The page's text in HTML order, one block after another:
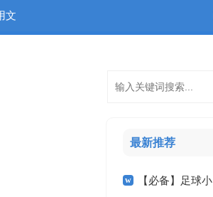
文
最新推荐
【必备】足球小